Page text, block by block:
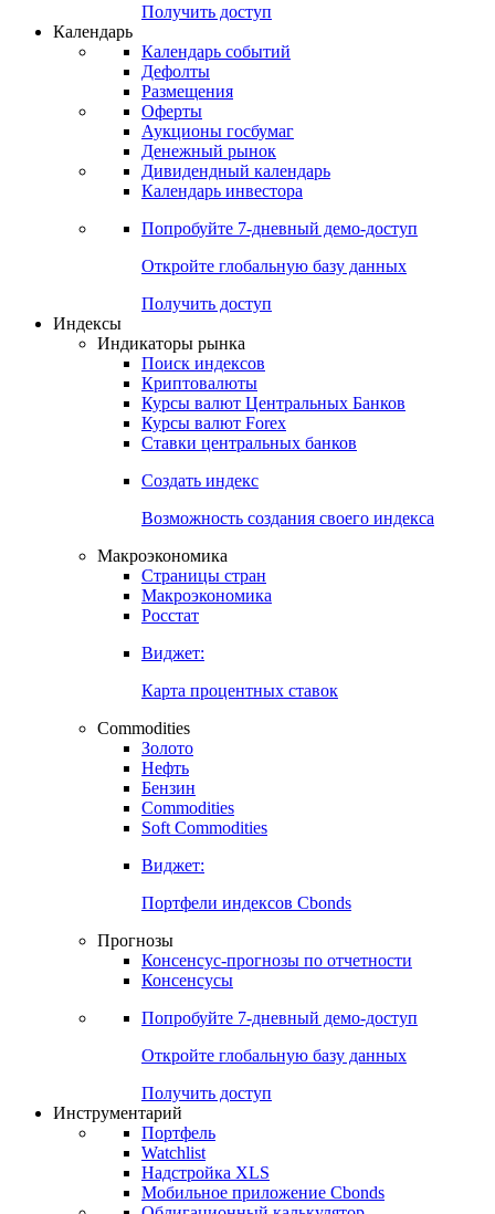
Получить доступ
Календарь
Календарь событий
Дефолты
Размещения
Оферты
Аукционы госбумаг
Денежный рынок
Дивидендный календарь
Календарь инвестора
Попробуйте 7-дневный демо-доступ
Откройте глобальную базу данных
Получить доступ
Индексы
Индикаторы рынка
Поиск индексов
Криптовалюты
Курсы валют Центральных Банков
Курсы валют Forex
Ставки центральных банков
Создать индекс
Возможность создания своего индекса
Макроэкономика
Страницы стран
Макроэкономика
Росстат
Виджет:
Карта процентных ставок
Commodities
Золото
Нефть
Бензин
Commodities
Soft Commodities
Виджет:
Портфели индексов Cbonds
Прогнозы
Консенсус-прогнозы по отчетности
Консенсусы
Попробуйте 7-дневный демо-доступ
Откройте глобальную базу данных
Получить доступ
Инструментарий
Портфель
Watchlist
Надстройка XLS
Мобильное приложение Cbonds